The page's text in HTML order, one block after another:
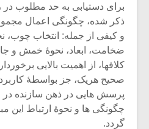
برای دستیابی به حد مطلوب در
ذکر شده، چگونگی اعمال
و کیفی از جمله: انتخاب
ضخامت، ابعاد، نحوۀ خمش و
کلافها، از اهمیت بالایی
صحیح هریک، جز بواسطۀ کاربرد
پرسش هایی در ذهن سازنده در
چگونگی ها و نحوۀ ارتباط این
گردد.